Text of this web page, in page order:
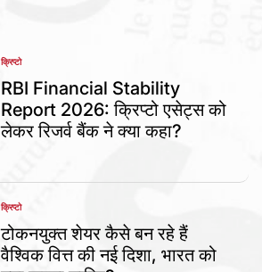
POSTED
IN
क्रिप्टो
RBI Financial Stability
Report 2026: क्रिप्टो एसेट्स को
लेकर रिजर्व बैंक ने क्या कहा?
POSTED
IN
क्रिप्टो
टोकनयुक्त शेयर कैसे बन रहे हैं
वैश्विक वित्त की नई दिशा, भारत को